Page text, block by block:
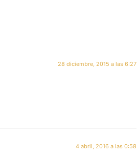
28 diciembre, 2015 a las 6:27
4 abril, 2016 a las 0:58